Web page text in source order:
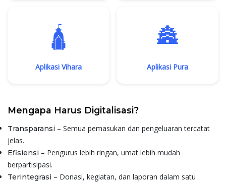
🛕
Aplikasi Vihara
🏯
Aplikasi Pura
Mengapa Harus Digitalisasi?
Transparansi – Semua pemasukan dan pengeluaran tercatat
jelas.
Efisiensi – Pengurus lebih ringan, umat lebih mudah
berpartisipasi.
Terintegrasi – Donasi, kegiatan, dan laporan dalam satu